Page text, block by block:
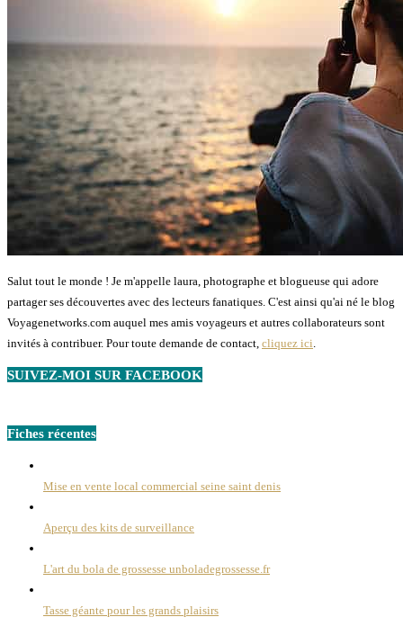
Salut tout le monde ! Je m'appelle laura, photographe et blogueuse qui adore
partager ses découvertes avec des lecteurs fanatiques. C'est ainsi qu'ai né le blog
Voyagenetworks.com auquel mes amis voyageurs et autres collaborateurs sont
invités à contribuer. Pour toute demande de contact, cliquez ici
SUIVEZ-MOI SUR FACEBOOK
Fiches récentes
Mise en vente local commercial seine saint denis
Aperçu des kits de surveillance
L'art du bola de grossesse unboladegrossesse.fr
Tasse géante pour les grands plaisirs